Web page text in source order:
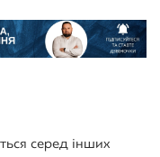
серед інших